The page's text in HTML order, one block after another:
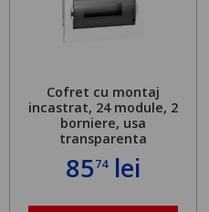
Cofret cu montaj
incastrat, 24 module, 2
borniere, usa
transparenta
8574lei